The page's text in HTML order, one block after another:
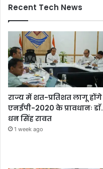
Recent Tech News
राज्य में शत-प्रतिशत लागू होंगे
एनईपी-2020 के प्रावधानः डाॅ.
धन सिंह रावत
1 week ago